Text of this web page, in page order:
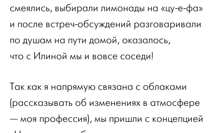
смеялись, выбирали лимонады на «цу-е-фа»
и после встреч-обсуждений разговаривали
по душам на пути домой, оказалось,
что с Илиной мы и вовсе соседи!
Так как я напрямую связана с облаками
(рассказывать об изменениях в атмосфере
— моя профессия), мы пришли с концепцией